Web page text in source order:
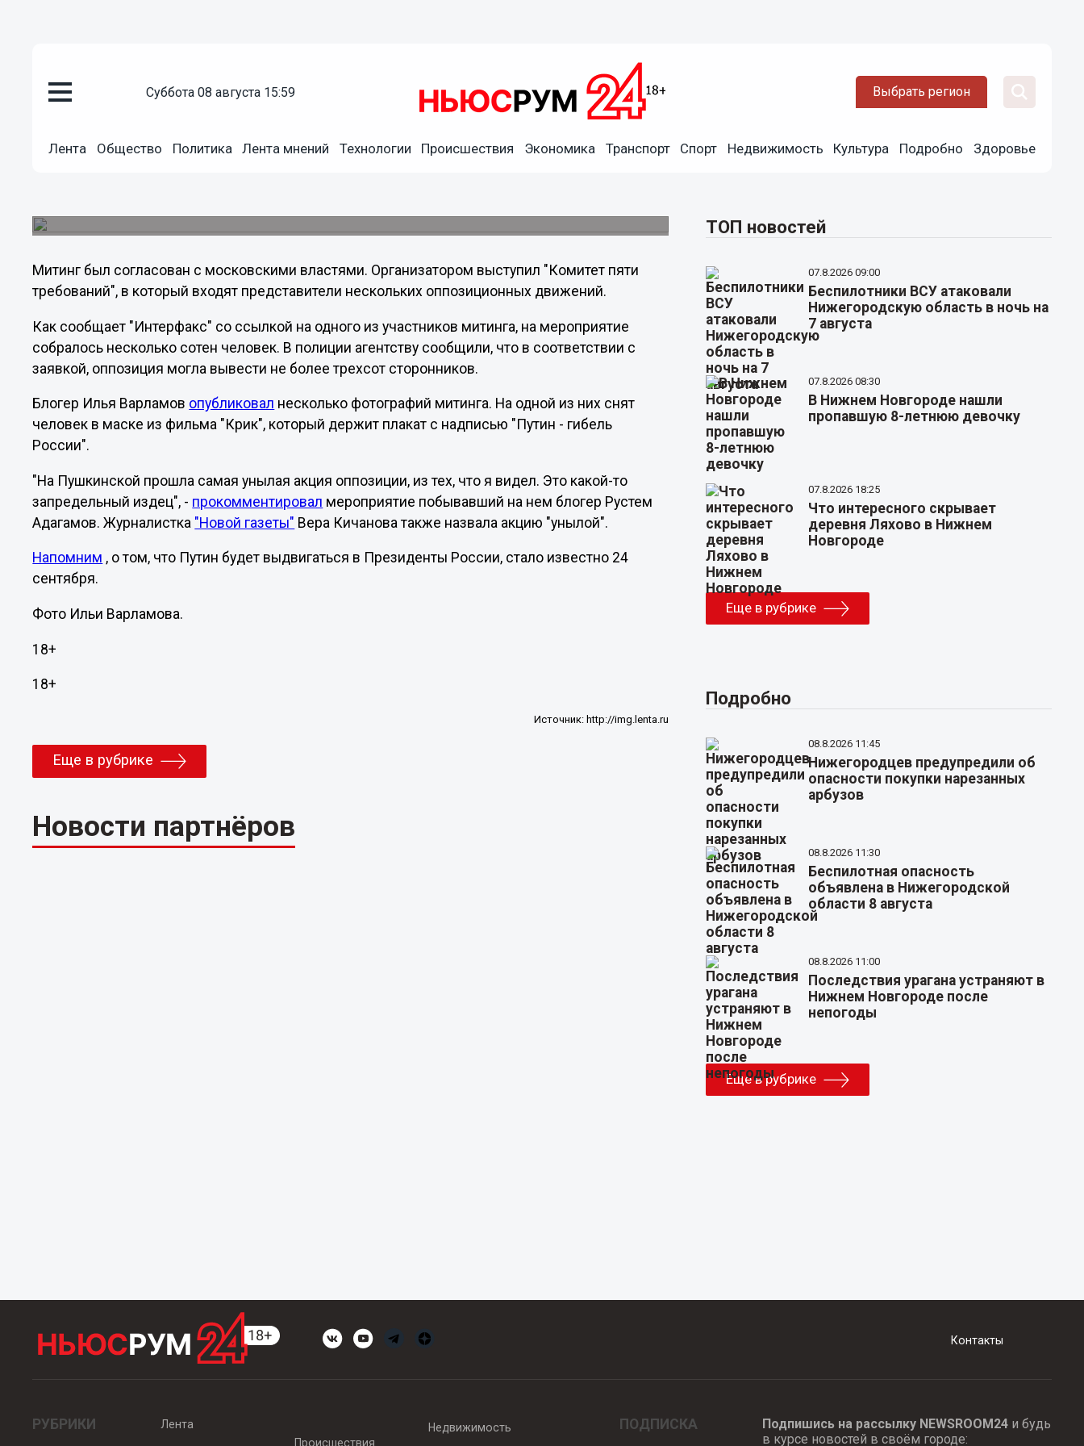
суббота 08 августа 15:59 Выбрать регион
Лента Общество Политика Лента мнений Технологии Происшествия Экономика Транспорт Спорт Недвижимость Культура Подробно Здоровье
26.09.201118:22
Митинг был согласован с московскими властями. Организатором выступил "Комитет пяти
требований", в который входят представители нескольких оппозиционных движений.
Как сообщает "Интерфакс" со ссылкой на одного из участников митинга, на мероприятие
собралось несколько сотен человек. В полиции агентству сообщили, что в соответствии с
заявкой, оппозиция могла вывести не более трехсот сторонников.
Блогер Илья Варламов опубликовал несколько фотографий митинга. На одной из них снят
человек в маске из фильма "Крик", который держит плакат с надписью "Путин - гибель
России".
"На Пушкинской прошла самая унылая акция оппозиции, из тех, что я видел. Это какой-то
запредельный издец", - прокомментировал мероприятие побывавший на нем блогер Рустем
Адагамов. Журналистка "Новой газеты" Вера Кичанова также назвала акцию "унылой".
Напомним , о том, что Путин будет выдвигаться в Президенты России, стало известно 24
сентября.
Фото Ильи Варламова.
18+
18+
Источник: http://img.lenta.ru
Еще в рубрике
Новости партнёров
ТОП новостей
07.8.2026 09:00
Беспилотники ВСУ атаковали
Нижегородскую область в ночь на
7 августа
07.8.2026 08:30
В Нижнем Новгороде нашли
пропавшую 8-летнюю девочку
07.8.2026 18:25
Что интересного скрывает
деревня Ляхово в Нижнем
Новгороде
Еще в рубрике
Подробно
08.8.2026 11:45
Нижегородцев предупредили об
опасности покупки нарезанных
арбузов
08.8.2026 11:30
Беспилотная опасность
объявлена в Нижегородской
области 8 августа
08.8.2026 11:00
Последствия урагана устраняют в
Нижнем Новгороде после
непогоды
Еще в рубрике
Контакты
РУБРИКИ
Лента
Происшествия
Недвижимость ПОДПИСКА Подпишись на рассылку NEWSROOM24и будь
в курсе новостей в своём городе: